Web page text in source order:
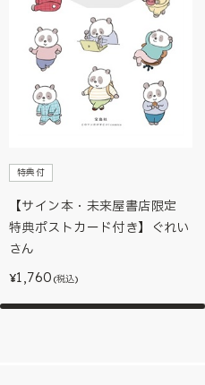
特典付
【サイン本・未来屋書店限定
特典ポストカード付き】ぐれい
さん
¥1,760 (税込)